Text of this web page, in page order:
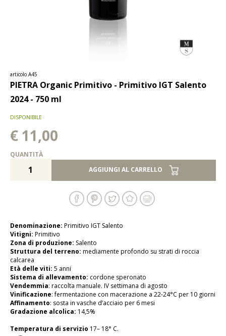
articolo A45
PIETRA Organic Primitivo - Primitivo IGT Salento
2024 - 750 ml
DISPONIBILE
€ 11,00
QUANTITÀ
AGGIUNGI AL CARRELLO
Denominazione: Primitivo IGT Salento
Vitigni: Primitivo
Zona di produzione: Salento
Struttura del terreno: mediamente profondo su strati di roccia
calcarea
Età delle viti: 5 anni
Sistema di allevamento: cordone speronato
Vendemmia: raccolta manuale. IV settimana di agosto
Vinificazione: fermentazione con macerazione a 22-24°C per 10 giorni
Affinamento: sosta in vasche d’acciaio per 6 mesi
Gradazione alcolica: 14,5%
Temperatura di servizio 17– 18° C.